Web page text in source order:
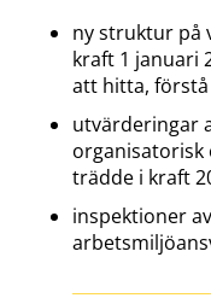
ny struktur på
kraft 1 januari
att hitta,
utvärderingar
organisatorisk
trädde i kraft
inspektioner